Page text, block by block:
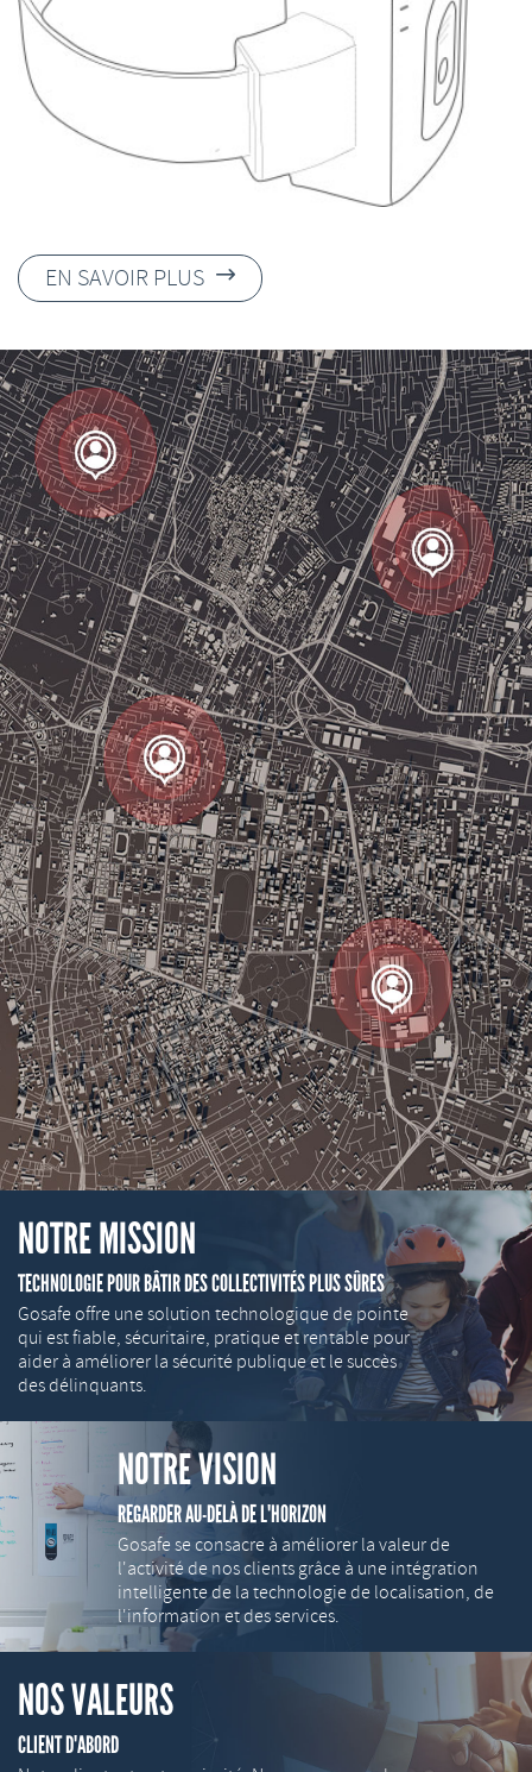
EN SAVOIR PLUS 
NOTRE MISSION
TECHNOLOGIE POUR BÂTIR DES COLLECTIVITÉS PLUS SÛRES
Gosafe offre une solution technologique de pointe
qui est fiable, sécuritaire, pratique et rentable pour
aider à améliorer la sécurité publique et le succès
des délinquants.
NOTRE VISION
REGARDER AU-DELÀ DE L'HORIZON
Gosafe se consacre à améliorer la valeur de
l'activité de nos clients grâce à une intégration
intelligente de la technologie de localisation, de
l'information et des services.
NOS VALEURS
CLIENT D'ABORD